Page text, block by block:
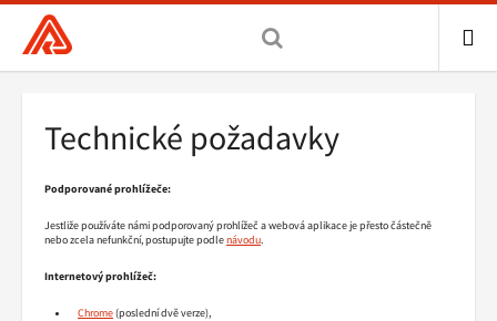
Všeobecná
zdravotní
hlavní
Drobečková
navigace
Technické požadavky
Podporované prohlížeče:
Jestliže používáte námi podporovaný prohlížeč a webová aplikace je přesto částečně
nebo zcela nefunkční, postupujte podlenávodu.
Internetový prohlížeč:
Chrome(poslední dvě verze),